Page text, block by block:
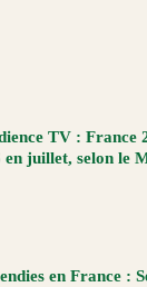
TV : France
en juillet, selon le
en France :